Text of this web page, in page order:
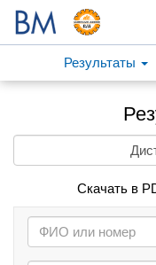
Результаты
Скачать в